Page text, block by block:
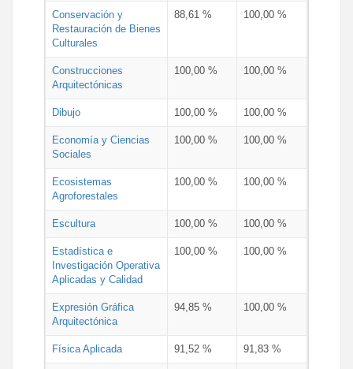
Conservación y
Restauración de Bienes
Culturales
88,61 % 100,00 %
Construcciones
Arquitectónicas
100,00 % 100,00 %
Dibujo 100,00 % 100,00 %
Economía y Ciencias
Sociales
100,00 % 100,00 %
Ecosistemas
Agroforestales
100,00 % 100,00 %
Escultura 100,00 % 100,00 %
Estadística e
Investigación Operativa
Aplicadas y Calidad
100,00 % 100,00 %
Expresión Gráfica
Arquitectónica
94,85 % 100,00 %
Física Aplicada 91,52 % 91,83 %